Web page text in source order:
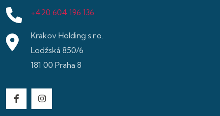
+420 604 196 136
Krakov Holding s.r.o.
Lodžská 850/6
181 00 Praha 8